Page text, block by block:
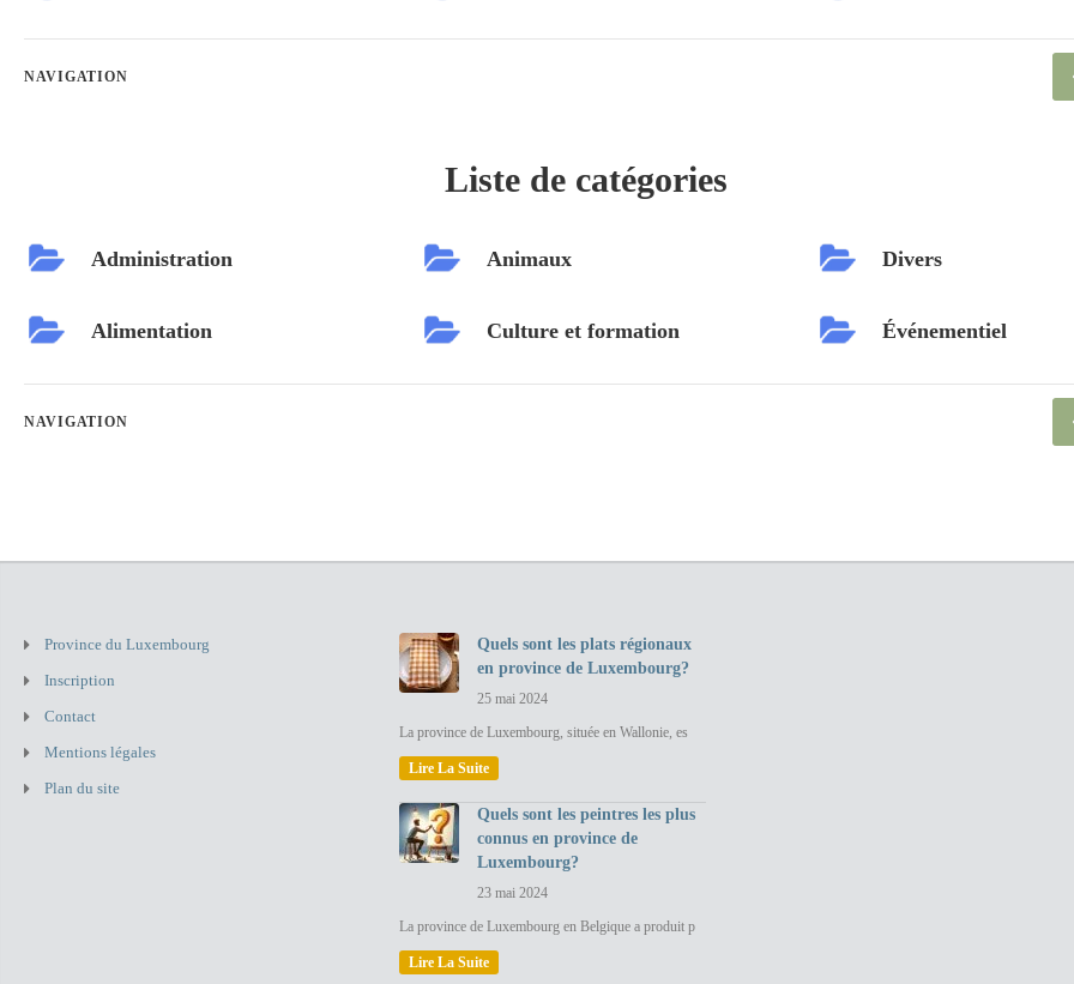
NAVIGATION
Liste de catégories
Administration
Alimentation
Animaux
Culture et formation
Divers
Événementiel
NAVIGATION
Province du Luxembourg
Inscription
Contact
Mentions légales
Plan du site
Quels sont les plats régionaux
en province de Luxembourg?
25 mai 2024
La province de Luxembourg, située en Wallonie, es
Lire La Suite
Quels sont les peintres les plus
connus en province de
Luxembourg?
23 mai 2024
La province de Luxembourg en Belgique a produit p
Lire La Suite